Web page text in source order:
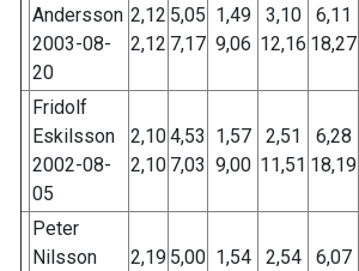
Andersson
2003-08-
20
2,12
2,12
5,05
7,17
1,49
9,06
3,10
12,16
6,11
18,27
Fridolf
Eskilsson
2002-08-
05
2,10
2,10
4,53
7,03
1,57
9,00
2,51
11,51
6,28
18,19
Peter
Nilsson
2,19 5,00 1,54
2,54
6,07